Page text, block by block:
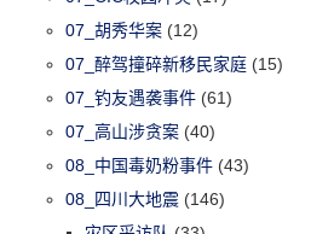
07_胡秀华案 (12)
07_醉驾撞碎新移民家庭 (15)
07_钓友遇袭事件 (61)
07_高山涉贪案 (40)
08_中国毒奶粉事件 (43)
08_四川大地震 (146)